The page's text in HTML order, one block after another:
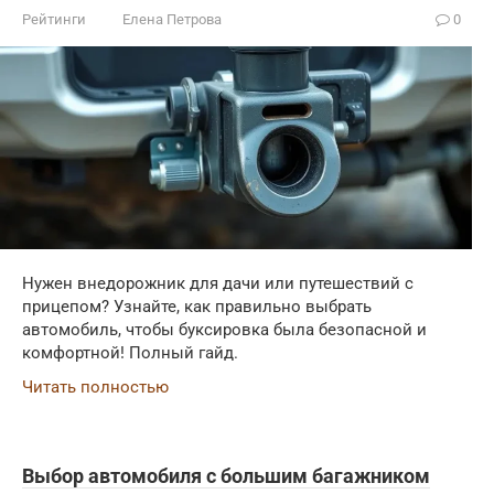
Рейтинги Елена Петрова 0
Нужен внедорожник для дачи или путешествий с
прицепом? Узнайте, как правильно выбрать
автомобиль, чтобы буксировка была безопасной и
комфортной! Полный гайд.
Читать полностью
Выбор автомобиля с большим багажником